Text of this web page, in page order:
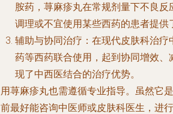
胺药，荨麻疹丸在常规剂量下不良
调理或不宜使用某些西药的患者提供
辅助与协同治疗：在现代皮肤科治
药等西药联合使用，起到协同增效
现了中西医结合的治疗优势。
荨麻疹丸也需遵循专业指导。虽然它
最好能咨询中医师或皮肤科医生，进